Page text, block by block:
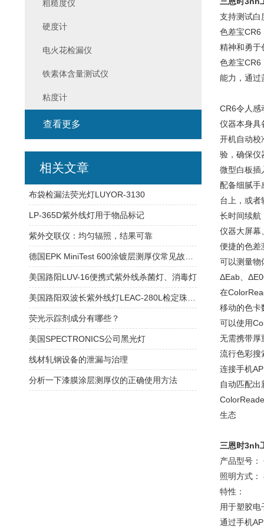
支持测试白
色差宝CR6
精神和勇于
色差宝CR6
能力，通过
CR6令人感
仪器本身具
开机自动校
验，确保仪
微型白板插
配备细腻手
台上，或者
长时间续航
仪器大屏幕
便捷的色差
可以测量物
ΔEab、
在
移动的色卡
可以使用
无需携带厚
流行色彩搜
连接手机
自动匹配
生态
三恩时3nh
产品型号：
照明方式：
特性：
用于塑胶
通过手机
粗糙度仪
硬度计
电火花检漏仪
铁素体含量测试仪
粘度计
查看更多
相关文章
布袋检漏法荧光灯LUYOR-3130
LP-365D紫外线灯用于物品标记
紫外交联仪：均匀辐照，结果可靠
美国路阳LUV-16便携式紫外线杀菌灯、消毒灯
荧光示踪剂成分有哪些？
美国SPECTRONICS公司黑光灯
线材轧钢设备的泄漏与治理
分析一下漆膜涂层测厚仪的正确使用方法